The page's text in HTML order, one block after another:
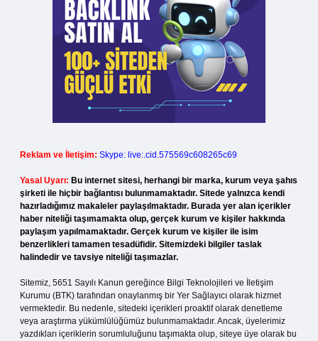
Reklam ve İletişim: Skype: live:.cid.575569c608265c69
Yasal Uyarı: Bu internet sitesi, herhangi bir marka, kurum veya şahıs
şirketi ile hiçbir bağlantısı bulunmamaktadır. Sitede yalnızca kendi
hazırladığımız makaleler paylaşılmaktadır. Burada yer alan içerikler
haber niteliği taşımamakta olup, gerçek kurum ve kişiler hakkında
paylaşım yapılmamaktadır. Gerçek kurum ve kişiler ile isim
benzerlikleri tamamen tesadüfidir. Sitemizdeki bilgiler taslak
halindedir ve tavsiye niteliği taşımazlar.
Sitemiz, 5651 Sayılı Kanun gereğince Bilgi Teknolojileri ve İletişim
Kurumu (BTK) tarafından onaylanmış bir Yer Sağlayıcı olarak hizmet
vermektedir. Bu nedenle, sitedeki içerikleri proaktif olarak denetleme
veya araştırma yükümlülüğümüz bulunmamaktadır. Ancak, üyelerimiz
yazdıkları içeriklerin sorumluluğunu taşımakta olup, siteye üye olarak bu